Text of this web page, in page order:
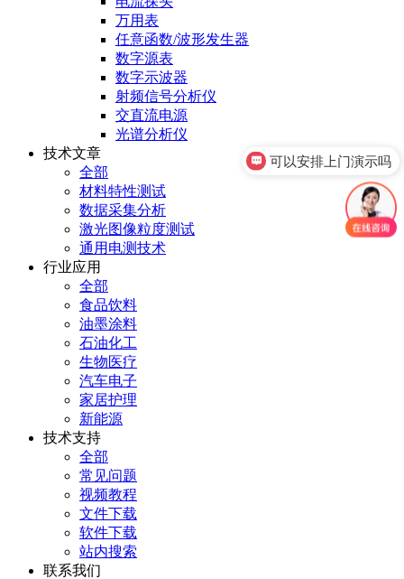
万用表
任意函数/波形发生器
数字源表
数字示波器
射频信号分析仪
交直流电源
光谱分析仪
技术文章
全部
材料特性测试
数据采集分析
激光图像粒度测试
通用电测技术
行业应用
全部
食品饮料
油墨涂料
石油化工
生物医疗
汽车电子
家居护理
新能源
技术支持
全部
常见问题
视频教程
文件下载
软件下载
站内搜索
联系我们
可以安排上门演示吗